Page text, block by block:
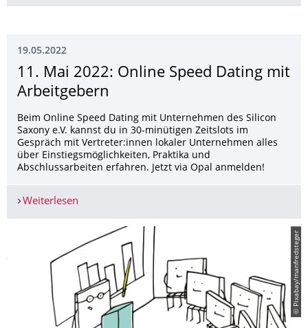
19.05.2022
11. Mai 2022: Online Speed Dating mit
Arbeitgebern
Beim Online Speed Dating mit Unternehmen des Silicon
Saxony e.V. kannst du in 30-minütigen Zeitslots im
Gespräch mit Vertreter:innen lokaler Unternehmen alles
über Einstiegsmöglichkeiten, Praktika und
Abschlussarbeiten erfahren. Jetzt via Opal anmelden!
Weiterlesen
© Pixabay/manfredsteger